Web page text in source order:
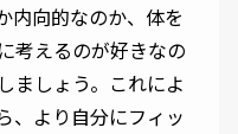
内向的なのか、体を
考えるのが好きなの
ましょう。これによ
、より自分にフィッ